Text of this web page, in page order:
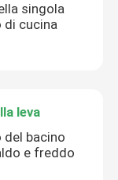
singola
di cucina
leva
bacino
e freddo